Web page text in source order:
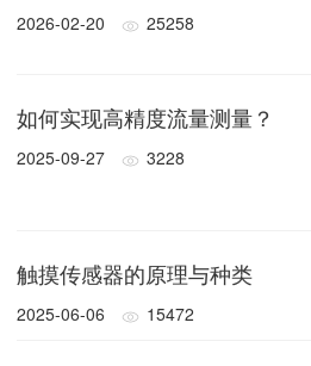
2026-02-20 25258
如何实现高精度流量测量？
2025-09-27 3228
触摸传感器的原理与种类
2025-06-06 15472